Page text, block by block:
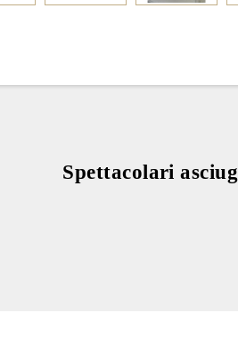
Spettacolari